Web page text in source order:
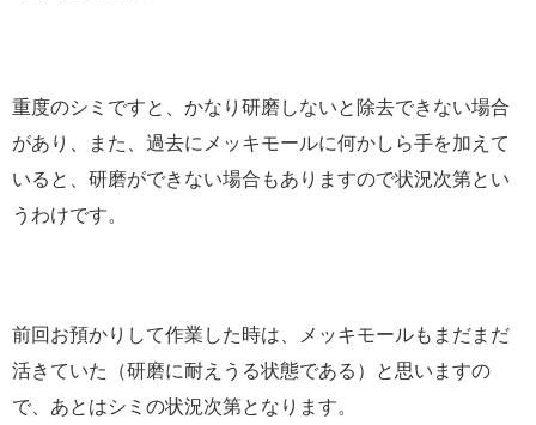
重度のシミですと、かなり研磨しないと除去できない場合
があり、また、過去にメッキモールに何かしら手を加えて
いると、研磨ができない場合もありますので状況次第とい
うわけです。
前回お預かりして作業した時は、メッキモールもまだまだ
活きていた（研磨に耐えうる状態である）と思いますの
で、あとはシミの状況次第となります。